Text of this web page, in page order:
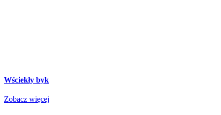
Wściekły byk
Zobacz więcej